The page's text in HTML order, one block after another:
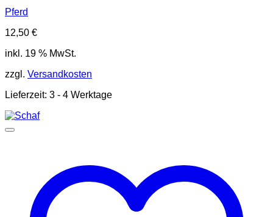
Pferd
12,50 €
inkl. 19 % MwSt.
zzgl. Versandkosten
Lieferzeit: 3 - 4 Werktage